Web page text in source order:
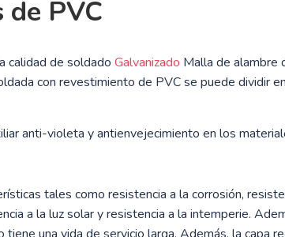
PVC
calidad de soldado Galvanizado Malla de alambre
con revestimiento de PVC se puede dividir
anti-violeta y antienvejecimiento en los
tales como resistencia a la corrosión,
a la luz solar y resistencia a la intemperie.